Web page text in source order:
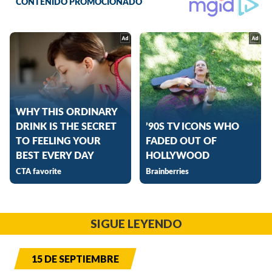
SIGUE LEYENDO
15 DE SEPTIEMBRE